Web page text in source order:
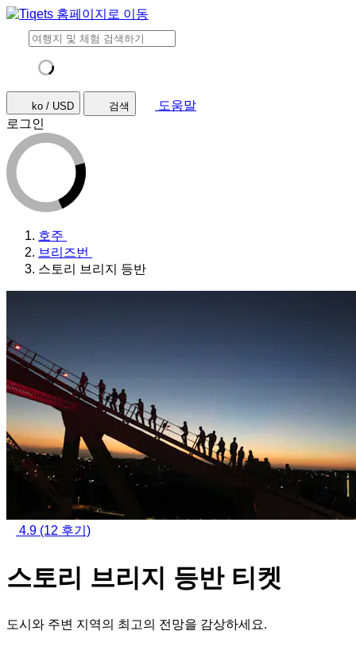
ko / USD 검색
도움말
로그인
호주
브리즈번
스토리 브리지 등반
4.9 (12 후기)
스토리 브리지 등반 티켓
도시와 주변 지역의 최고의 전망을 감상하세요.